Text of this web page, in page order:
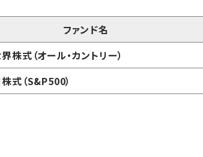
ファンド名
式（オール・カントリー）
（S&P500）